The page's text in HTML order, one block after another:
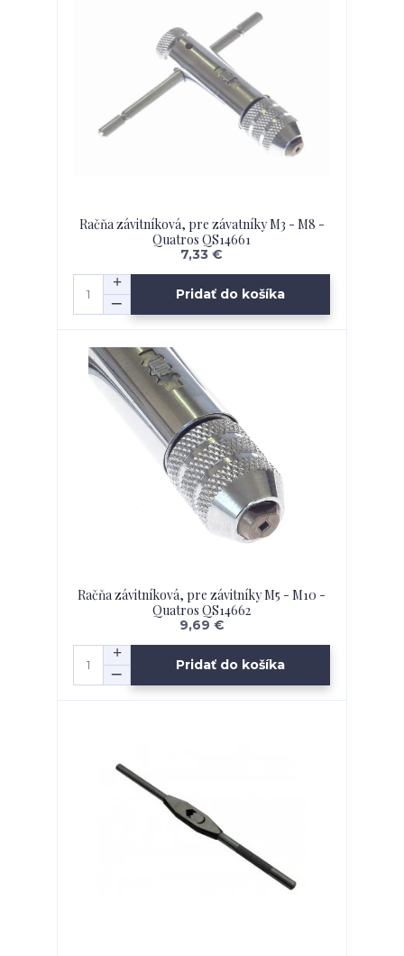
Račňa závitníková, pre závatníky M3 - M8 -
Quatros QS14661
7,33 €
Pridať do košíka
Račňa závitníková, pre závitníky M5 - M10 -
Quatros QS14662
9,69 €
Pridať do košíka